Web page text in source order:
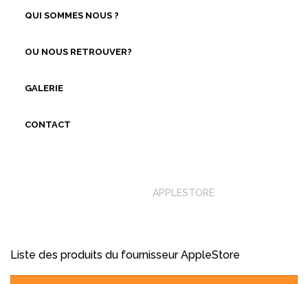
QUI SOMMES NOUS ?
OU NOUS RETROUVER?
GALERIE
CONTACT
APPLESTORE
Liste des produits du fournisseur AppleStore